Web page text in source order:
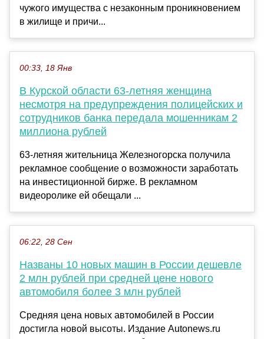
чужого имущества с незаконным проникновением
в жилище и причи...
00:33, 18 Янв
В Курской области 63-летняя женщина
несмотря на предупреждения полицейских и
сотрудников банка передала мошенникам 2
миллиона рублей
63-летняя жительница Железногорска получила
рекламное сообщение о возможности заработать
на инвестиционной бирже. В рекламном
видеоролике ей обещали ...
06:22, 28 Сен
Названы 10 новых машин в России дешевле
2 млн рублей при средней цене нового
автомобиля более 3 млн рублей
Средняя цена новых автомобилей в России
достигла новой высоты. Издание Autonews.ru